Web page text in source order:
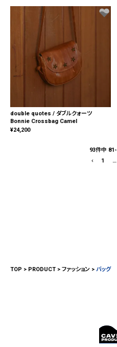
double quotes / ダブルクォーツ
Bonnie Crossbag Camel
¥24,200
93件中 81-
1
…
TOP PRODUCT ファッション バッグ